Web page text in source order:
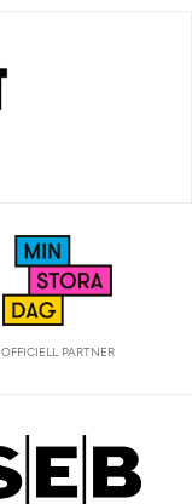
OFFICIELL PARTNER